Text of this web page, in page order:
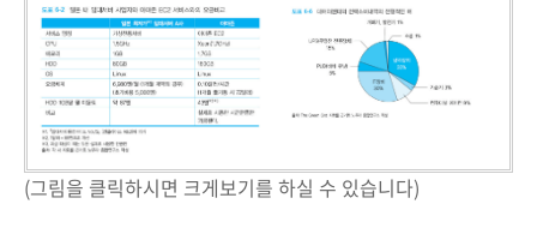
(그림을 클릭하시면 크게보기를 하실 수 있습니다)